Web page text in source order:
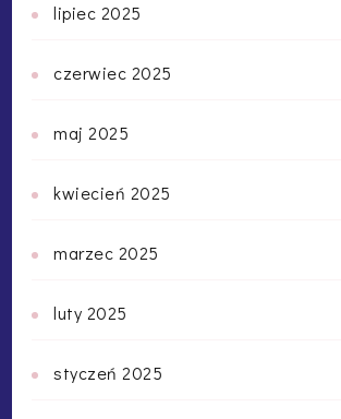
lipiec 2025
czerwiec 2025
maj 2025
kwiecień 2025
marzec 2025
luty 2025
styczeń 2025